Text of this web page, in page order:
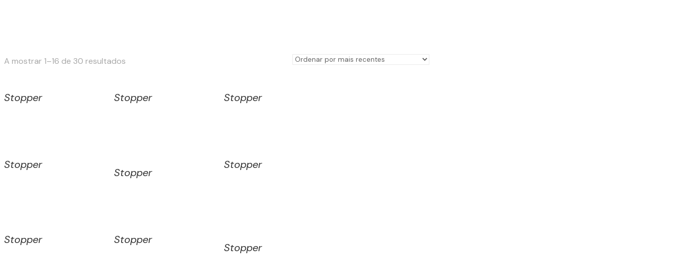
A mostrar 1–16 de 30 resultados
recente
Stopper Stopper Stopper
Stopper
Stopper
Stopper
Stopper Stopper
Stopper